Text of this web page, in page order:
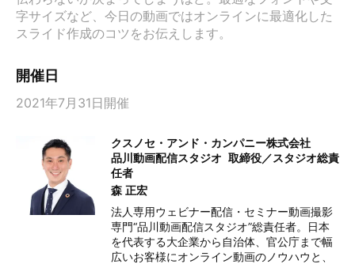
字サイズなど、今日の動画ではオンラインに最適化した
スライド作成のコツをお伝えします。
開催日
2021年7月31日開催
クスノセ・アンド・カンパニー株式会社
品川動画配信スタジオ 取締役／スタジオ総責
任者
森 正宏
法人専用ウェビナー配信・セミナー動画撮影
専門“品川動画配信スタジオ”総責任者。日本
を代表する大企業から自治体、官公庁まで幅
広いお客様にオンライン動画のノウハウと、